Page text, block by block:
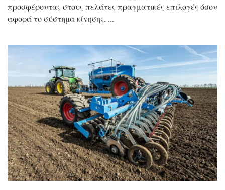
προσφέροντας στους πελάτες πραγματικές επιλογές όσον
αφορά το σύστημα κίνησης.